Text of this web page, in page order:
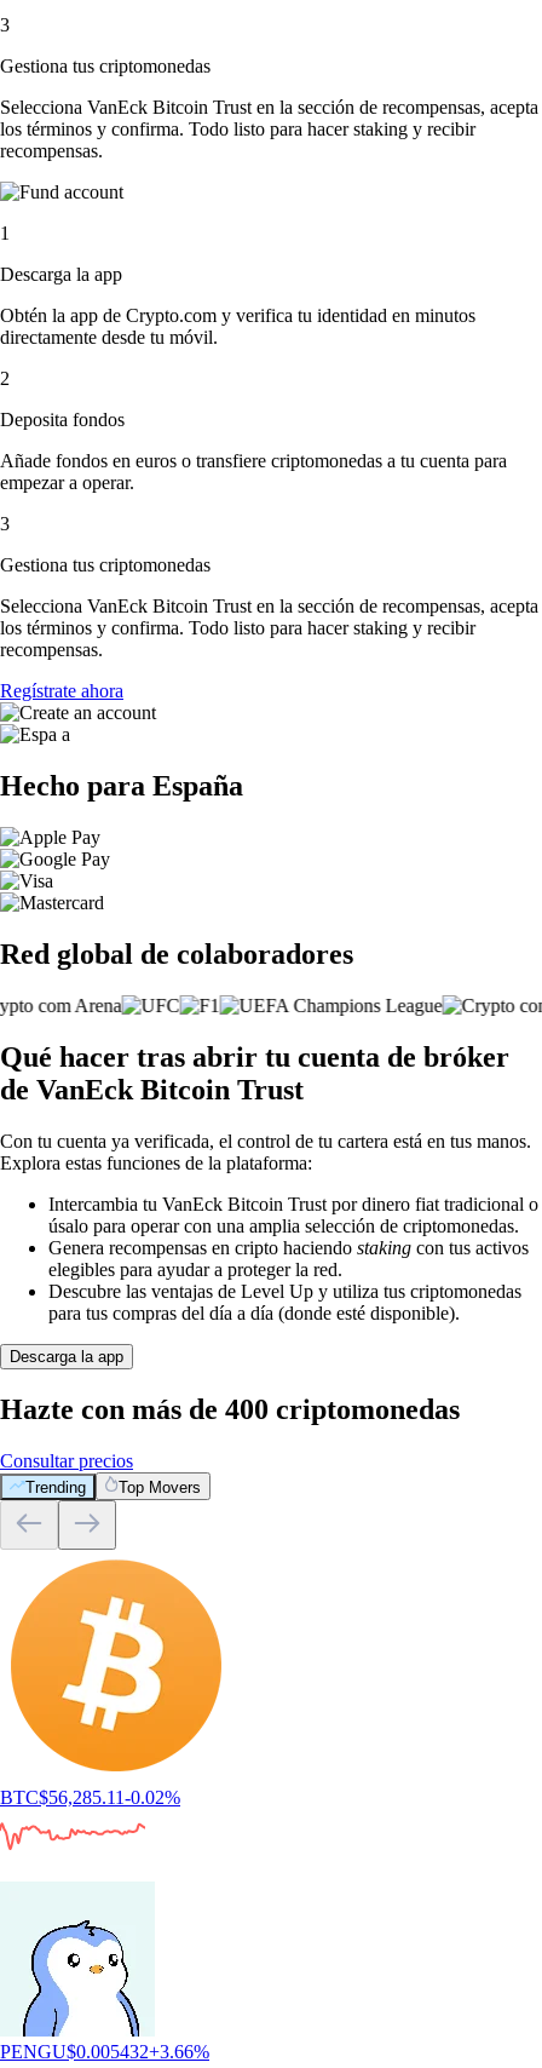
3
Gestiona tus criptomonedas
Selecciona VanEck Bitcoin Trust en la sección de recompensas, acepta
los términos y confirma. Todo listo para hacer staking y recibir
recompensas.
1
Descarga la app
Obtén la app de Crypto.com y verifica tu identidad en minutos
directamente desde tu móvil.
2
Deposita fondos
Añade fondos en euros o transfiere criptomonedas a tu cuenta para
empezar a operar.
3
Gestiona tus criptomonedas
Selecciona VanEck Bitcoin Trust en la sección de recompensas, acepta
los términos y confirma. Todo listo para hacer staking y recibir
recompensas.
Regístrate ahora
Hecho para España
Red global de colaboradores
Qué hacer tras abrir tu cuenta de bróker
de VanEck Bitcoin Trust
Con tu cuenta ya verificada, el control de tu cartera está en tus manos.
Explora estas funciones de la plataforma:
Intercambia tu VanEck Bitcoin Trust por dinero fiat tradicional o
úsalo para operar con una amplia selección de criptomonedas.
Genera recompensas en cripto haciendo staking con tus activos
elegibles para ayudar a proteger la red.
Descubre las ventajas de Level Up y utiliza tus criptomonedas
para tus compras del día a día (donde esté disponible).
Descarga la app
Hazte con más de 400 criptomonedas
Consultar precios
Trending Top Movers
BTC$56,285.11-0.02%
PENGU$0.005432+3.66%